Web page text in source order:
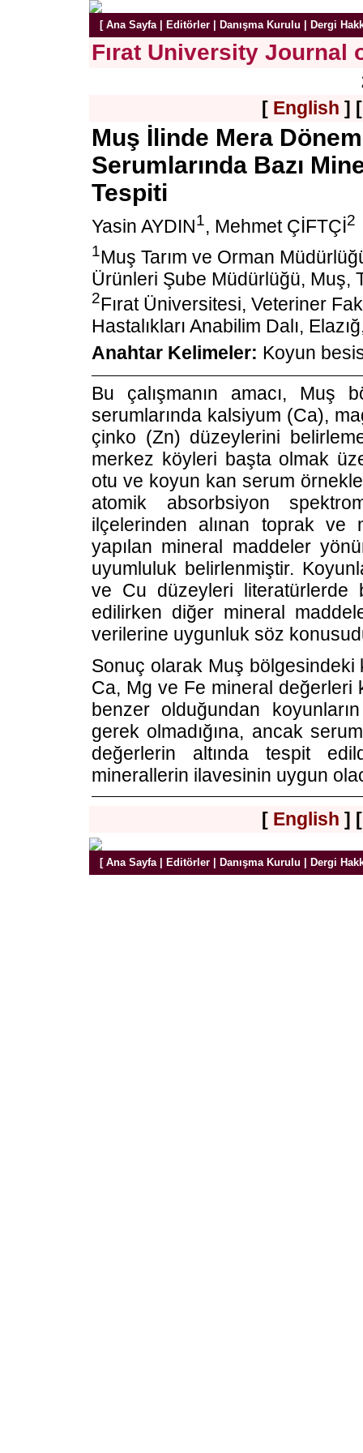
[ Ana Sayfa| Editörler| Danışma Kurulu Dergi
Fırat University Journal
[ English ]
Muş İlinde Mera
Serumlarında Bazı
Tespiti
Yasin AYDIN1, Mehmet ÇİFTÇİ2
1Muş Tarım ve Orman
Ürünleri Şube Müdürlüğü, Muş,
2Fırat Üniversitesi, Veteriner
Hastalıkları Anabilim Dalı,
Anahtar Kelimeler: Koyun
Bu çalışmanın amacı, Muş
serumlarında kalsiyum (Ca),
çinko (Zn) düzeylerini
merkez köyleri başta olmak
otu ve koyun kan serum
atomik absorbsiyon
ilçelerinden alınan toprak ve
yapılan mineral maddeler
uyumluluk belirlenmiştir.
ve Cu düzeyleri literatürlerde
edilirken diğer mineral
verilerine uygunluk söz
Sonuç olarak Muş bölgesindeki
Ca, Mg ve Fe mineral
benzer olduğundan
gerek olmadığına, ancak
değerlerin altında tespit
minerallerin ilavesinin uygun
[ English ]
[ Ana Sayfa| Editörler| Danışma Kurulu Dergi